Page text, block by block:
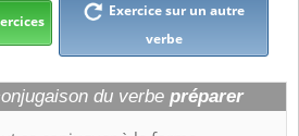
Exercice sur un autre
verbe
du verbe préparer